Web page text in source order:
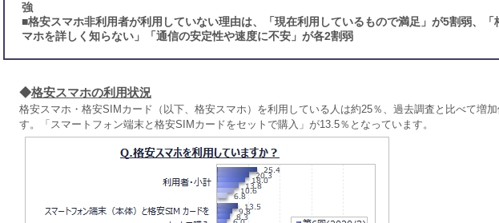
強
■格安スマホ非利用者が利用していない理由は、「現在利用しているもので満足」が5割弱、「
マホを詳しく知らない」「通信の安定性や速度に不安」が各2割弱
◆格安スマホの利用状況
格安スマホ・格安SIMカード（以下、格安スマホ）を利用している人は約25％、過去調査と比べて増
す。「スマートフォン端末と格安SIMカードをセットで購入」が13.5％となっています。